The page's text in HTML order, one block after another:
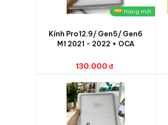
Hàng mới
Kính Pro12.9/ Gen5/ Gen6
M1 2021 - 2022 + OCA
130.000